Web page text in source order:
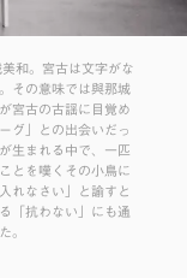
和。宮古は文字がな
その意味では與那城
宮古の古謡に目覚め
グ」との出会いだっ
生まれる中で、一匹
とを嘆くその小鳥に
れなさい」と諭すと
「抗わない」にも通
。